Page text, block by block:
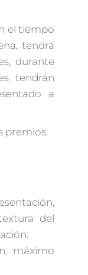
el tiempo
tendrá
durante
tendrán
a
premios:
del
máximo